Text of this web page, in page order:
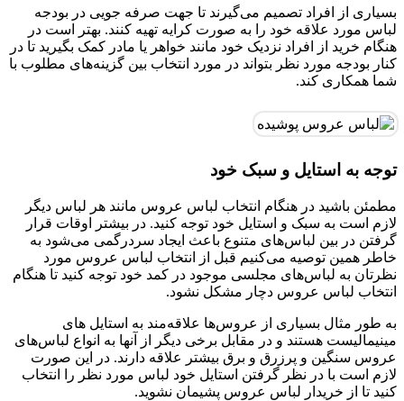
بسیاری از افراد تصمیم می‌گیرند تا جهت صرفه جویی در بودجه
لباس مورد علاقه خود را به صورت کرایه تهیه کنند. بهتر است در
هنگام خرید از افراد نزدیک خود مانند خواهر یا مادر کمک بگیرید تا در
کنار بودجه مورد نظر بتواند در مورد انتخاب بین گزینه‌های مطلوب با
شما همکاری کند.
توجه به استایل و سبک خود
مطمئن باشید در هنگام انتخاب لباس عروس مانند هر لباس دیگر
لازم است به سبک و استایل خود توجه کنید. در بیشتر اوقات قرار
گرفتن در بین لباس‌های متنوع باعث ایجاد سردرگمی می‌شود به
خاطر همین توصیه می‌کنیم قبل از انتخاب لباس عروس مورد
نظرتان به لباس‌های مجلسی موجود در کمد خود توجه کنید تا هنگام
انتخاب لباس عروس دچار مشکل نشود.
به طور مثال بسیاری از عروس‌ها علاقه‌مند به استایل های
مینیمالیست هستند و در مقابل برخی دیگر از آنها به انواع لباس‌های
عروس سنگین و پرزرق و برق بیشتر علاقه دارند. در این صورت
لازم است با در نظر گرفتن استایل خود لباس مورد نظر را انتخاب
کنید تا از خریدار لباس عروس پشیمان نشوید.